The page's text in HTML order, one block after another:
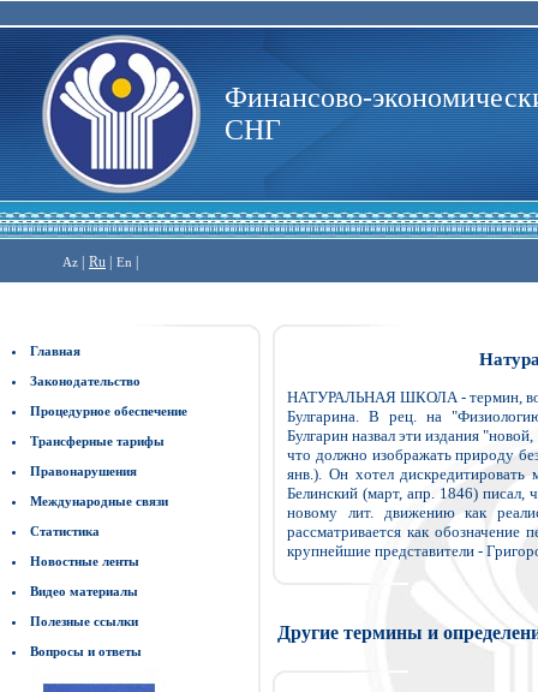
Финансово-
СНГ
Az | Ru | En |
Главная
Законодательство
Процедурное обеспечение
Трансферные тарифы
Правонарушения
Международные связи
Статистика
Новостные ленты
Видео материалы
Полезные ссылки
Вопросы и ответы
НАТУРАЛЬНАЯ ШКОЛА - термин,
Булгарина. В рец. на
Булгарин назвал эти издания
что должно изображать природу
янв.). Он хотел дискредитировать
Белинский (март, апр. 1846) писал,
новому лит. движению как
рассматривается как обозначение
крупнейшие представители -
Другие термины и